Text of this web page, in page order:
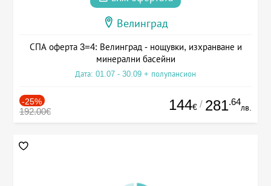
Велинград
СПА оферта 3=4: Велинград - нощувки, изхранване и
минерални басейни
Дата: 01.07 - 30.09 + полупансион
-25%
192.00€ 144€ / 281.64
лв.